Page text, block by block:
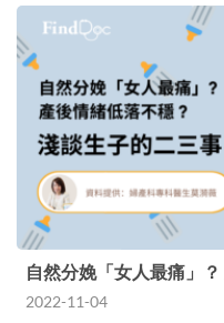
自然分娩「女人最痛」？
2022-11-04